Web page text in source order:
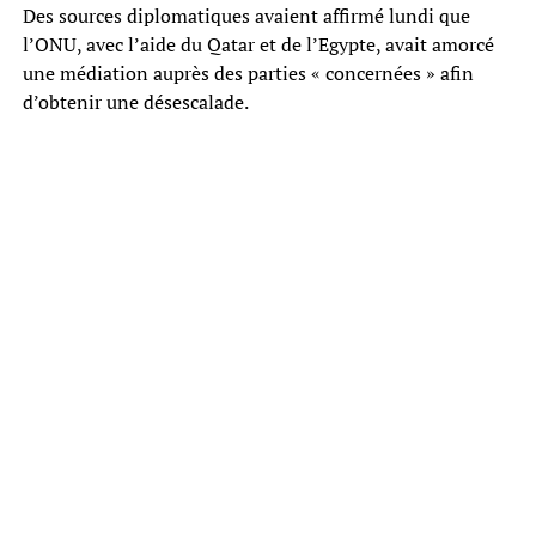
Des sources diplomatiques avaient affirmé lundi que
l’ONU, avec l’aide du Qatar et de l’Egypte, avait amorcé
une médiation auprès des parties « concernées » afin
d’obtenir une désescalade.